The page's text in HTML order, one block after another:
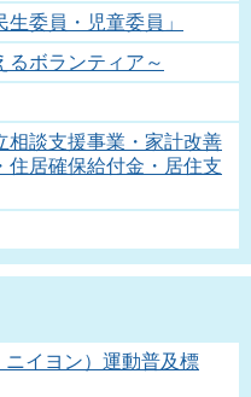
委員・児童委員」
るボランティア～
相談支援事業・家計改善
住居確保給付金・居住支
イヨン）運動普及標